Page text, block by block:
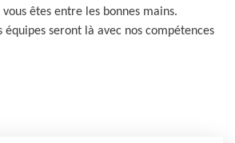
êtes entre les bonnes mains.
équipes seront là avec nos compétences